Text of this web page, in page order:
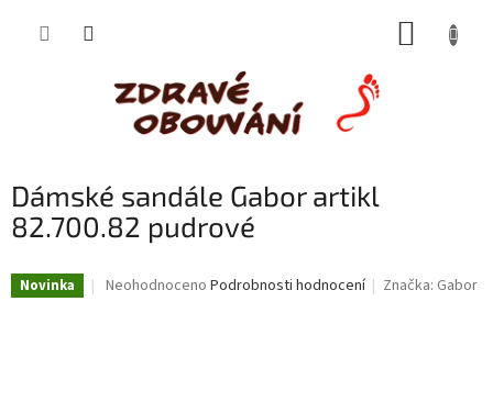
Dámské sandále Gabor artikl
82.700.82 pudrové
Novinka
Průměrné
Neohodnoceno Podrobnosti hodnocení Značka: Gabor